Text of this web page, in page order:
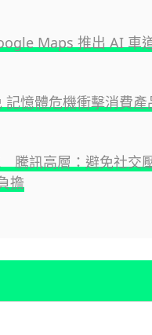
Maps 推出 AI 車
憶體危機衝擊消費產
騰訊高層：避免社
擔